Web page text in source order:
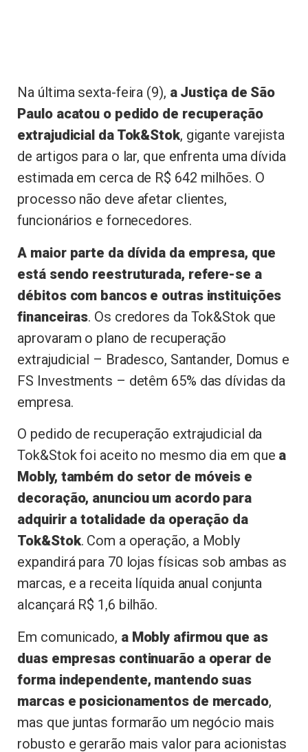
Na última sexta-feira (9), a Justiça de São
Paulo acatou o pedido de recuperação
extrajudicial da Tok&Stok, gigante varejista
de artigos para o lar, que enfrenta uma dívida
estimada em cerca de R$ 642 milhões. O
processo não deve afetar clientes,
funcionários e fornecedores.
A maior parte da dívida da empresa, que
está sendo reestruturada, refere-se a
débitos com bancos e outras instituições
financeiras. Os credores da Tok&Stok que
aprovaram o plano de recuperação
extrajudicial – Bradesco, Santander, Domus e
FS Investments – detêm 65% das dívidas da
empresa.
O pedido de recuperação extrajudicial da
Tok&Stok foi aceito no mesmo dia em que a
Mobly, também do setor de móveis e
decoração, anunciou um acordo para
adquirir a totalidade da operação da
Tok&Stok. Com a operação, a Mobly
expandirá para 70 lojas físicas sob ambas as
marcas, e a receita líquida anual conjunta
alcançará R$ 1,6 bilhão.
Em comunicado, a Mobly afirmou que as
duas empresas continuarão a operar de
forma independente, mantendo suas
marcas e posicionamentos de mercado,
mas que juntas formarão um negócio mais
robusto e gerarão mais valor para acionistas